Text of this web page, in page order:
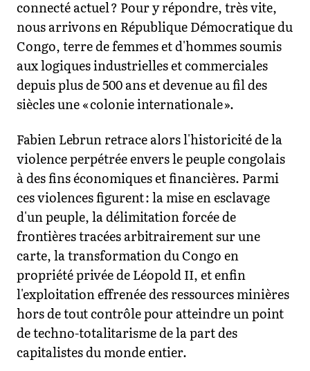
connecté actuel ? Pour y répondre, très vite,
nous arrivons en République Démocratique du
Congo, terre de femmes et d'hommes soumis
aux logiques industrielles et commerciales
depuis plus de 500 ans et devenue au fil des
siècles une « colonie internationale ».
Fabien Lebrun retrace alors l'historicité de la
violence perpétrée envers le peuple congolais
à des fins économiques et financières. Parmi
ces violences figurent : la mise en esclavage
d'un peuple, la délimitation forcée de
frontières tracées arbitrairement sur une
carte, la transformation du Congo en
propriété privée de Léopold II, et enfin
l'exploitation effrenée des ressources minières
hors de tout contrôle pour atteindre un point
de techno-totalitarisme de la part des
capitalistes du monde entier.